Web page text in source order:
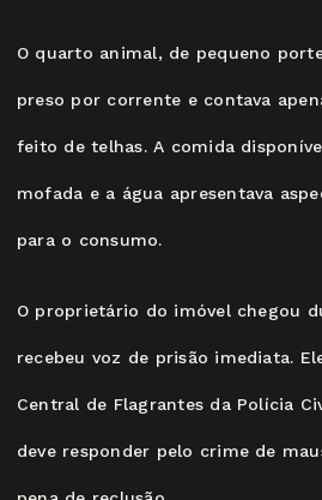
O quarto animal, de pequeno
preso por corrente e contava
feito de telhas. A comida
mofada e a água apresentava
para o consumo.
O proprietário do imóvel chegou
recebeu voz de prisão imediata.
Central de Flagrantes da Polícia
deve responder pelo crime de